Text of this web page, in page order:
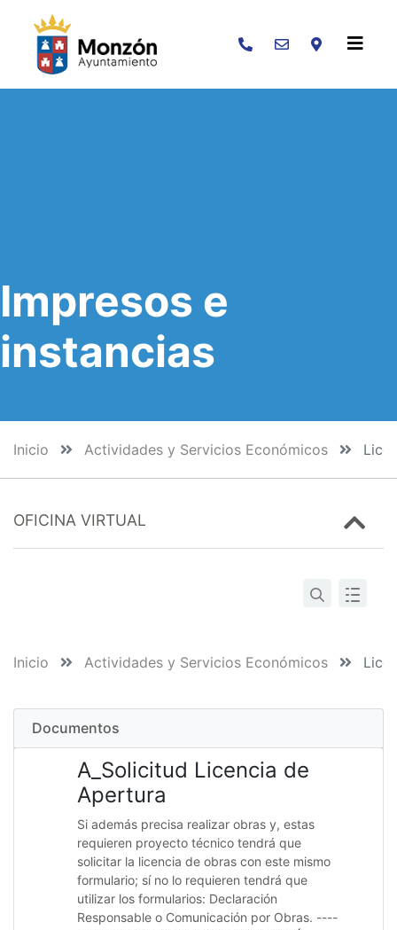
Buscar
Impresos e
instancias
Inicio Actividades y Servicios Económicos
OFICINA VIRTUAL
Inicio Actividades y Servicios Económicos
Documentos
A_Solicitud Licencia de
Apertura
Si además precisa realizar obras y, estas
requieren proyecto técnico tendrá que
solicitar la licencia de obras con este mismo
formulario; sí no lo requieren tendrá que
utilizar los formularios: Declaración
Responsable o Comunicación por Obras. ----